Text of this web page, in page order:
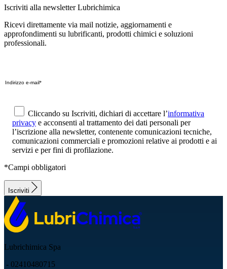
Iscriviti alla newsletter Lubrichimica
Ricevi direttamente via mail notizie, aggiornamenti e
approfondimenti su lubrificanti, prodotti chimici e soluzioni
professionali.
Cliccando su Iscriviti, dichiari di accettare l’informativa
privacy e acconsenti al trattamento dei dati personali per
l’iscrizione alla newsletter, contenente comunicazioni tecniche,
comunicazioni commerciali e promozioni relative ai prodotti e ai
servizi e per fini di profilazione.
*Campi obbligatori
Iscriviti
Lubrichimica Spa
- 02410480715